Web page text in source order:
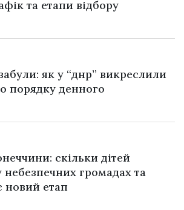
та етапи відбору
як у “днр” викреслили
порядку денного
скільки дітей
небезпечних громадах та
новий етап